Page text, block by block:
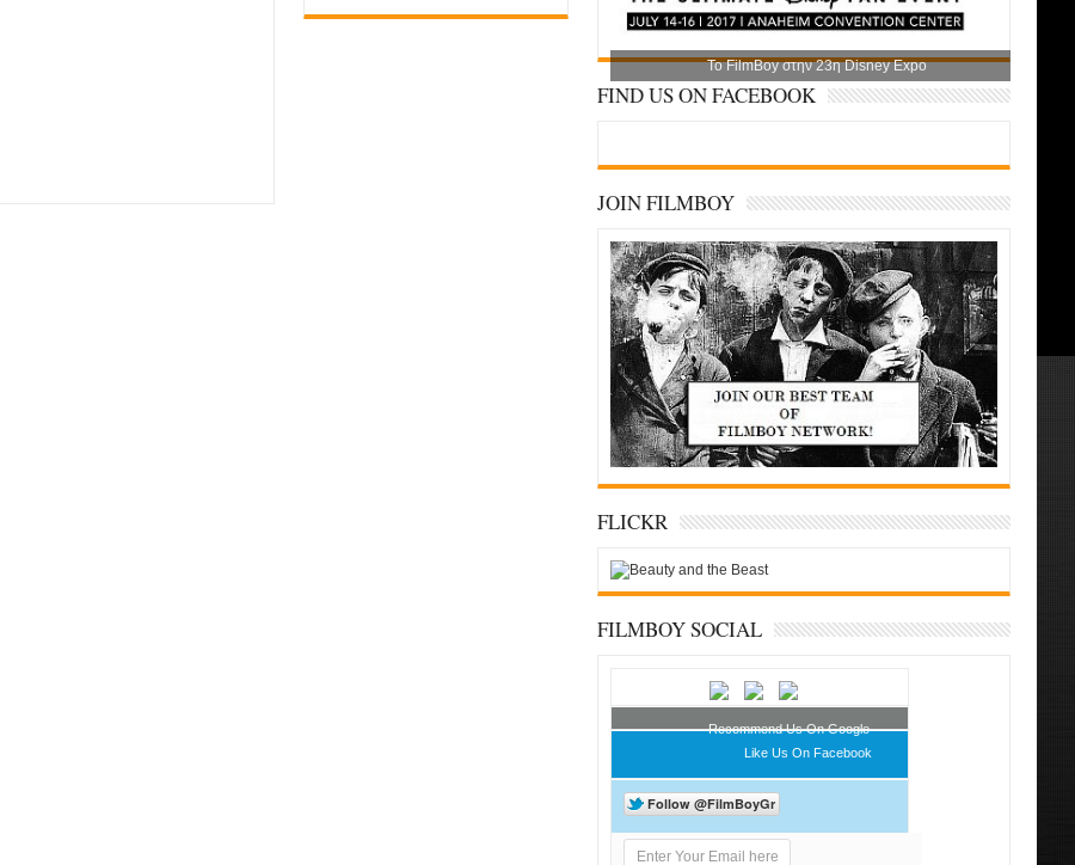
Το FilmBoy στην 23η Disney Expo
FIND US ON FACEBOOK
JOIN FILMBOY
FLICKR
FILMBOY SOCIAL
Recommend Us On Google
Like Us On Facebook